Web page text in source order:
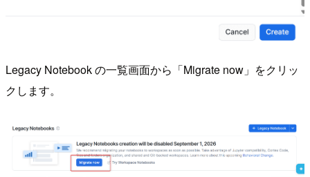
Legacy Notebook の一覧画面から「Migrate now」をクリッ
クします。